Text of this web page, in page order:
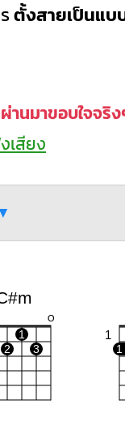
ตั้งสายเป็นแบ
านมาขอบใจจริ
เสียง
O
1
2
3
1
1